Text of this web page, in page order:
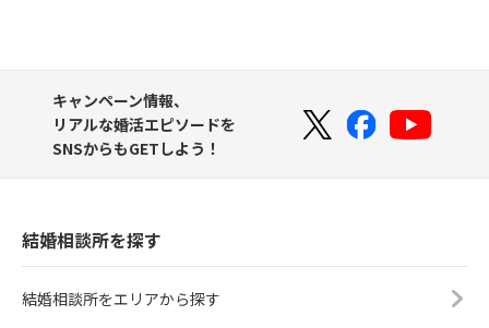
キャンペーン情報、
リアルな婚活エピソードを
SNSからもGETしよう！
結婚相談所を探す
結婚相談所をエリアから探す